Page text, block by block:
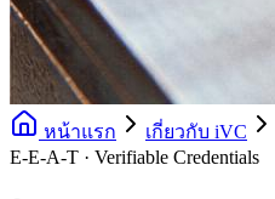
หน้าแรก เกี่ยวกับ iVC
E-E-A-T · Verifiable Credentials